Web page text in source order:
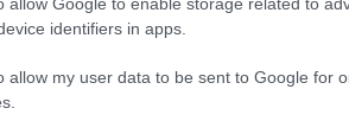
identifiers in apps.
allow my user data to be sent to Google for